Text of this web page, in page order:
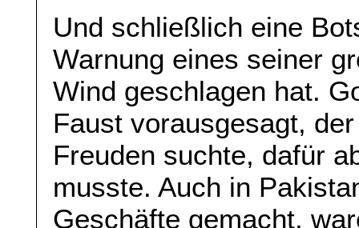
Und schließlich eine
Warnung eines seiner
Wind geschlagen hat.
Faust vorausgesagt,
Freuden suchte, dafür
musste. Auch in
Geschäfte gemacht,